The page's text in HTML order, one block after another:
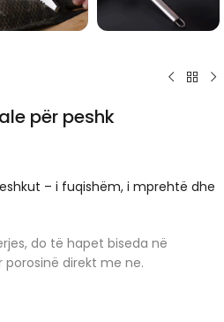
për peshk
– i fuqishëm, i mprehtë dhe
do të hapet biseda në
direkt me ne.